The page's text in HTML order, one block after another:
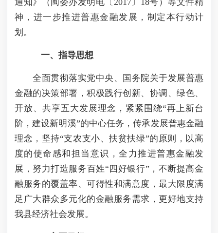
通知》（闽委办发明电〔2017〕18号）等文件精
神，进一步推进普惠金融发展，制定本行动计
划。
一、指导思想
全面贯彻落实党中央、国务院关于发展普惠
金融的决策部署，积极践行创新、协调、绿色、
开放、共享五大发展理念，紧紧围绕“再上新台
阶，建设新明溪”的中心任务，传承发展普惠金融
理念，坚持“支农支小、扶贫扶绿”的原则，以高
度的使命感和担当意识，全力推进普惠金融发
展，努力打造服务百姓“四好银行”，不断提高金
融服务的覆盖率、可得性和满意度，最大限度满
足广大群众多元化的金融服务需求，更好地支持
我县经济社会发展。